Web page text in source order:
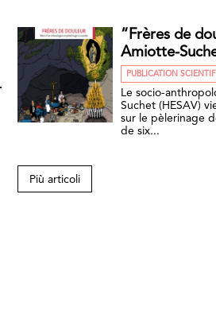
“Frères de
Amiotte-
PUBLICATION
Le socio-
Suchet (HESAV)
sur le pèlerinage
de six...
Più articoli